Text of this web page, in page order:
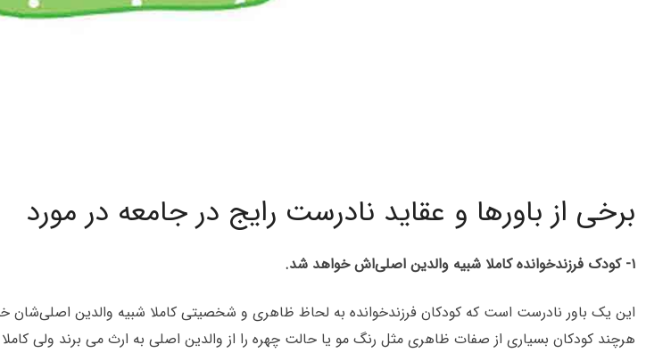
برخی از باورها و عقاید نادرست رایج در جامعه در مورد
۱- کودک فرزندخوانده کاملا شبیه والدین اصلی‌اش خواهد شد.
این یک باور نادرست است که کودکان فرزندخوانده‌ به لحاظ ظاهری و شخصیتی کاملا شبیه والدین
هرچند کودکان بسیاری از صفات ظاهری مثل رنگ مو یا حالت چهره را از والدین اصلی به ارث می برند ولی